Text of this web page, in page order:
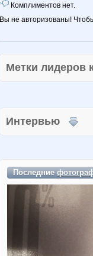
Комплиментов нет.
Вы не авторизованы!
Метки
Интервью
Последние